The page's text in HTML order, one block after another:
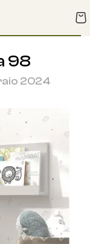
98
2024